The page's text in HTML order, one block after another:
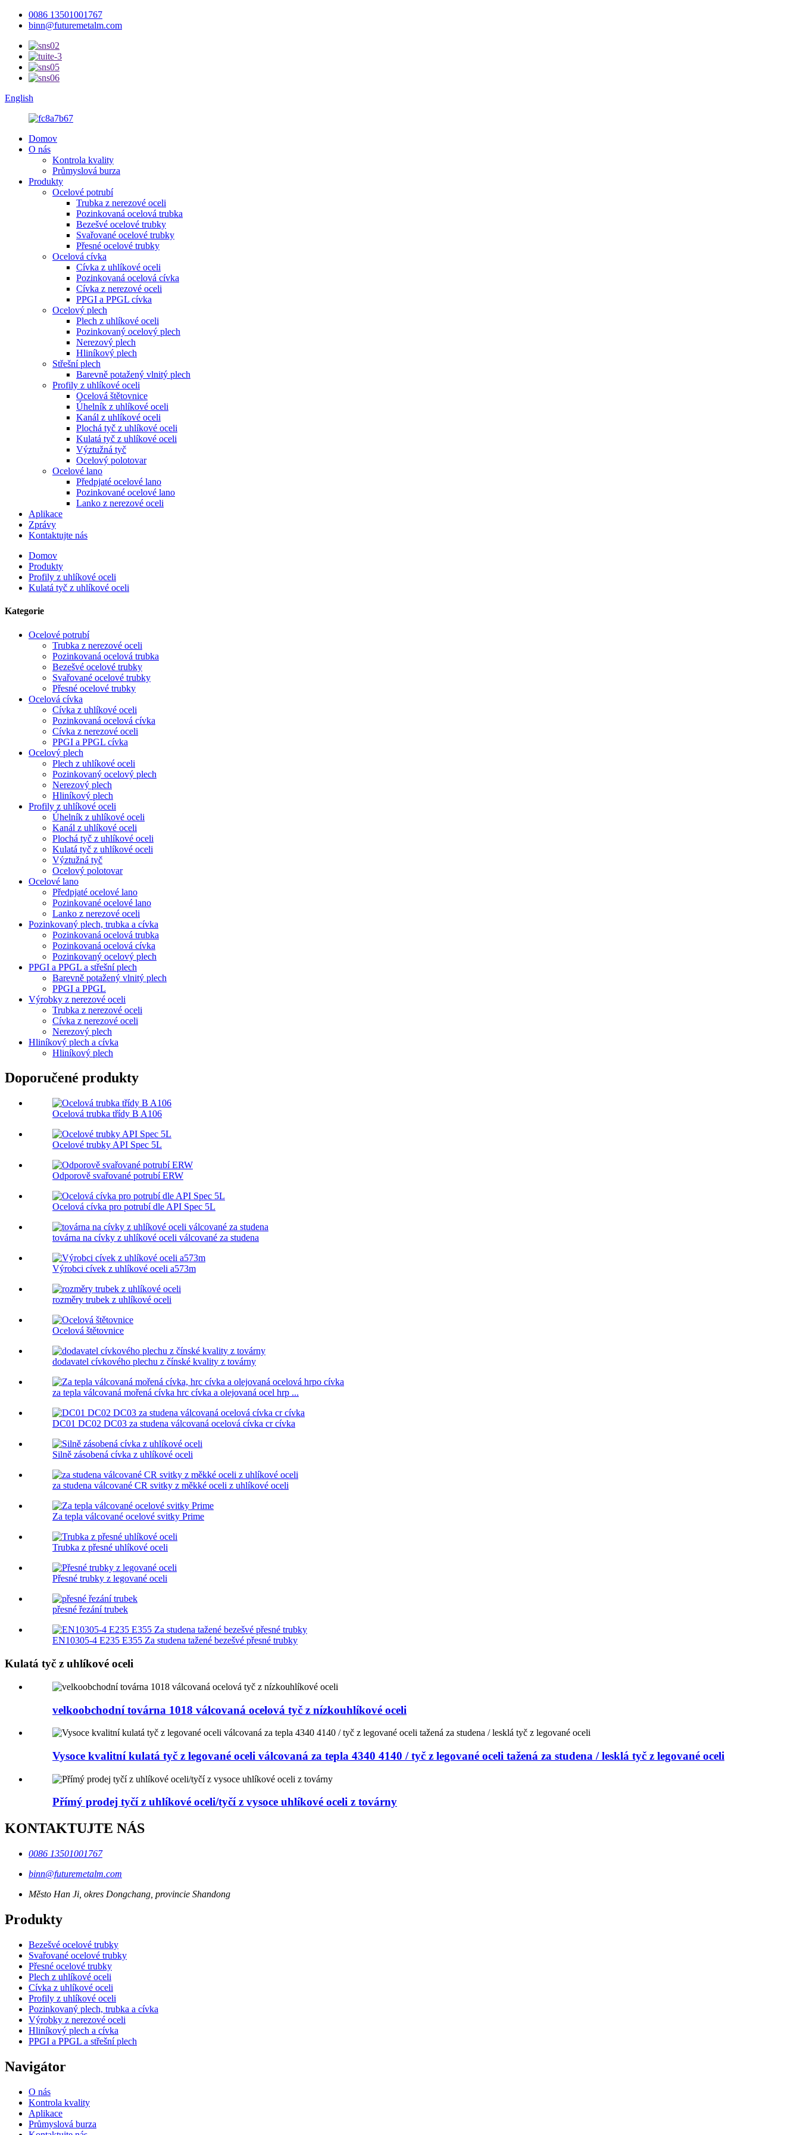
0086 13501001767
binn@futuremetalm.com
English
Domov
O nás
Kontrola kvality
Průmyslová burza
Produkty
Ocelové potrubí
Trubka z nerezové oceli
Pozinkovaná ocelová trubka
Bezešvé ocelové trubky
Svařované ocelové trubky
Přesné ocelové trubky
Ocelová cívka
Cívka z uhlíkové oceli
Pozinkovaná ocelová cívka
Cívka z nerezové oceli
PPGI a PPGL cívka
Ocelový plech
Plech z uhlíkové oceli
Pozinkovaný ocelový plech
Nerezový plech
Hliníkový plech
Střešní plech
Barevně potažený vlnitý plech
Profily z uhlíkové oceli
Ocelová štětovnice
Úhelník z uhlíkové oceli
Kanál z uhlíkové oceli
Plochá tyč z uhlíkové oceli
Kulatá tyč z uhlíkové oceli
Výztužná tyč
Ocelový polotovar
Ocelové lano
Předpjaté ocelové lano
Pozinkované ocelové lano
Lanko z nerezové oceli
Aplikace
Zprávy
Kontaktujte nás
Domov
Produkty
Profily z uhlíkové oceli
Kulatá tyč z uhlíkové oceli
Kategorie
Ocelové potrubí
Trubka z nerezové oceli
Pozinkovaná ocelová trubka
Bezešvé ocelové trubky
Svařované ocelové trubky
Přesné ocelové trubky
Ocelová cívka
Cívka z uhlíkové oceli
Pozinkovaná ocelová cívka
Cívka z nerezové oceli
PPGI a PPGL cívka
Ocelový plech
Plech z uhlíkové oceli
Pozinkovaný ocelový plech
Nerezový plech
Hliníkový plech
Profily z uhlíkové oceli
Úhelník z uhlíkové oceli
Kanál z uhlíkové oceli
Plochá tyč z uhlíkové oceli
Kulatá tyč z uhlíkové oceli
Výztužná tyč
Ocelový polotovar
Ocelové lano
Předpjaté ocelové lano
Pozinkované ocelové lano
Lanko z nerezové oceli
Pozinkovaný plech, trubka a cívka
Pozinkovaná ocelová trubka
Pozinkovaná ocelová cívka
Pozinkovaný ocelový plech
PPGI a PPGL a střešní plech
Barevně potažený vlnitý plech
PPGI a PPGL
Výrobky z nerezové oceli
Trubka z nerezové oceli
Cívka z nerezové oceli
Nerezový plech
Hliníkový plech a cívka
Hliníkový plech
Doporučené produkty
Ocelová trubka třídy B A106
Ocelové trubky API Spec 5L
Odporově svařované potrubí ERW
Ocelová cívka pro potrubí dle API Spec 5L
továrna na cívky z uhlíkové oceli válcované za studena
Výrobci cívek z uhlíkové oceli a573m
rozměry trubek z uhlíkové oceli
Ocelová štětovnice
dodavatel cívkového plechu z čínské kvality z továrny
za tepla válcovaná mořená cívka hrc cívka a olejovaná ocel hrp ...
DC01 DC02 DC03 za studena válcovaná ocelová cívka cr cívka
Silně zásobená cívka z uhlíkové oceli
za studena válcované CR svitky z měkké oceli z uhlíkové oceli
Za tepla válcované ocelové svitky Prime
Trubka z přesné uhlíkové oceli
Přesné trubky z legované oceli
přesné řezání trubek
EN10305-4 E235 E355 Za studena tažené bezešvé přesné trubky
Kulatá tyč z uhlíkové oceli
velkoobchodní továrna 1018 válcovaná ocelová tyč z nízkouhlíkové oceli
Vysoce kvalitní kulatá tyč z legované oceli válcovaná za tepla 4340 4140 / tyč z legované oceli tažená za studena / lesklá tyč z legované oceli
Přímý prodej tyčí z uhlíkové oceli/tyčí z vysoce uhlíkové oceli z továrny
KONTAKTUJTE NÁS
0086 13501001767
binn@futuremetalm.com
Město Han Ji, okres Dongchang, provincie Shandong
Produkty
Bezešvé ocelové trubky
Svařované ocelové trubky
Přesné ocelové trubky
Plech z uhlíkové oceli
Cívka z uhlíkové oceli
Profily z uhlíkové oceli
Pozinkovaný plech, trubka a cívka
Výrobky z nerezové oceli
Hliníkový plech a cívka
PPGI a PPGL a střešní plech
Navigátor
O nás
Kontrola kvality
Aplikace
Průmyslová burza